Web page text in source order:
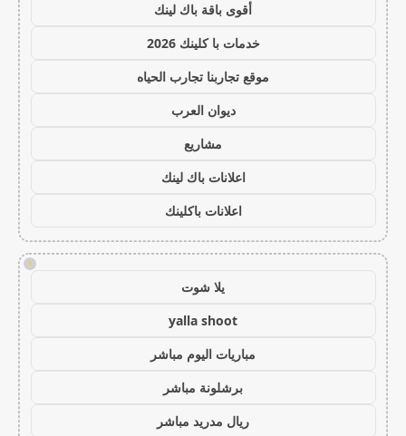
أقوى باقة باك لينك
خدمات با كلينك 2026
موقع تجاربنا تجارب الحياه
ديوان العرب
مشاريع
اعلانات باك لينك
اعلانات باكلينك
!
يلا شوت
yalla shoot
مباريات اليوم مباشر
برشلونة مباشر
ريال مدريد مباشر